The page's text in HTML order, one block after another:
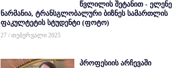
წვლილის შეტანით - ელენე
ნარმანია, ტრანსგლობალური ბიზნეს სამართლის
ფაკულტეტის სტუდენტი (ფოტო)
27 / თებერვალი 2025
პროფესიის არჩევაში